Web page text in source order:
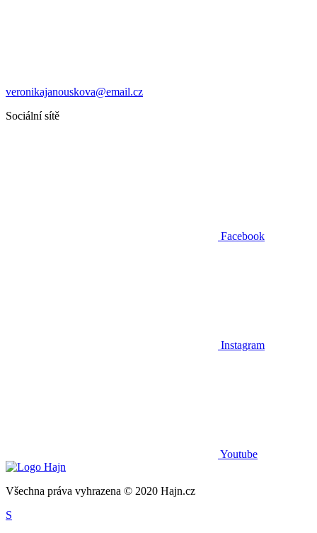
veronikajanouskova@email.cz
Sociální sítě
Facebook
Instagram
Youtube
Všechna práva vyhrazena © 2020 Hajn.cz
S